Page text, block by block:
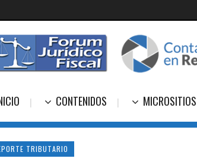
CONTENIDOS MICROSITIOS
TRIBUTARIO